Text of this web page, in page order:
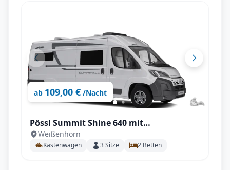
ab 109,00 € /Nacht
Pössl Summit Shine 640 mit
Automatikgetriebe 180 PS
Weißenhorn
Kastenwagen 3Sitze 2 Betten